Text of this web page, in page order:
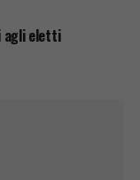
agli eletti